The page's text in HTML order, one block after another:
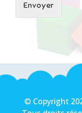
Envoyer
© Copyright